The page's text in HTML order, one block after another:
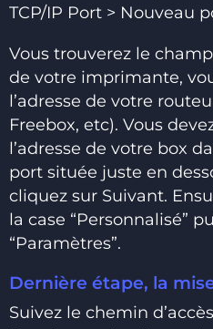
TCP/IP Port > Nouveau
Vous trouverez le
de votre imprimante,
l’adresse de votre
Freebox, etc). Vous
l’adresse de votre box
port située juste en
cliquez sur Suivant.
la case “Personnalisé”
“Paramètres”.
Dernière étape, la
Suivez le chemin